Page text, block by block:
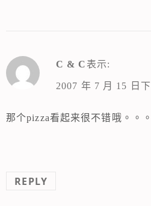
C & C表示:
2007 年 7 月 15 日
那个pizza看起来很不错哦。。
REPLY